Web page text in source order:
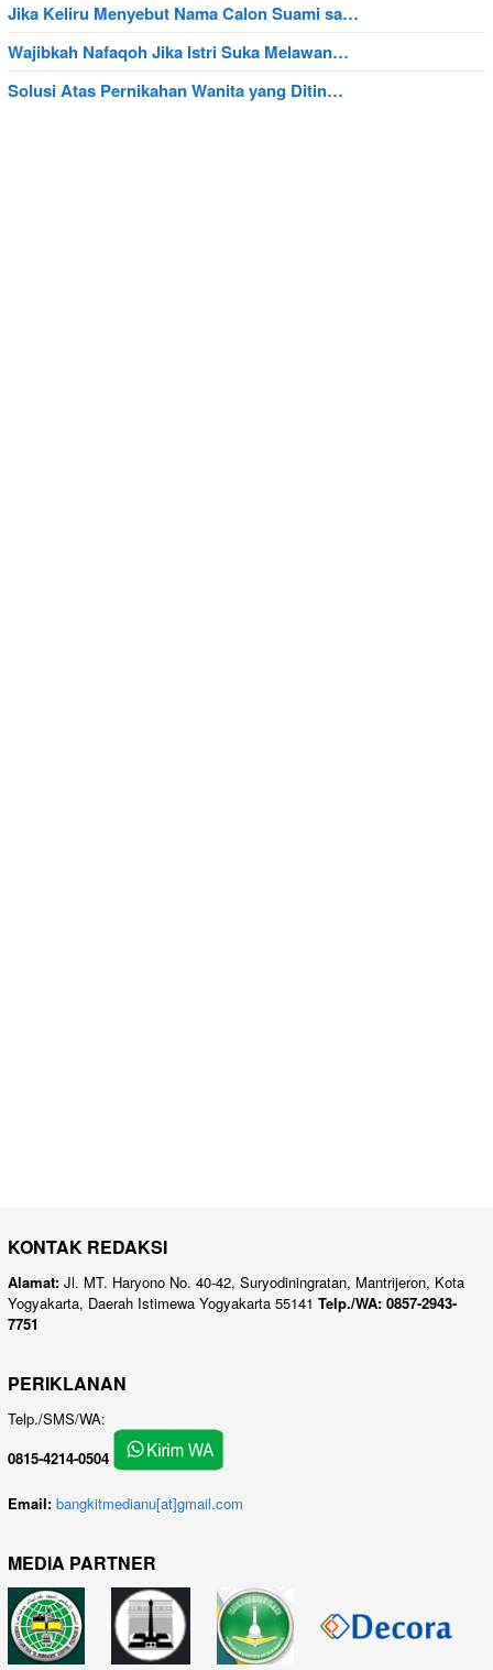
Jika Keliru Menyebut Nama Calon Suami sa…
Wajibkah Nafaqoh Jika Istri Suka Melawan…
Solusi Atas Pernikahan Wanita yang Ditin…
KONTAK REDAKSI
Alamat: Jl. MT. Haryono No. 40-42, Suryodiningratan, Mantrijeron, Kota
Yogyakarta, Daerah Istimewa Yogyakarta 55141 Telp./WA: 0857-2943-
7751
PERIKLANAN
Telp./SMS/WA:
0815-4214-0504
Email: bangkitmedianu[at]gmail.com
MEDIA PARTNER